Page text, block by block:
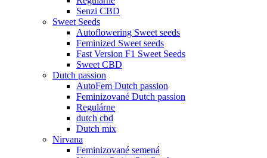
Senzi CBD
Sweet Seeds
Autoflowering Sweet seeds
Feminized Sweet seeds
Fast Version F1 Sweet Seeds
Sweet CBD
Dutch passion
AutoFem Dutch passion
Feminizované Dutch passion
Regulárne
dutch cbd
Dutch mix
Nirvana
Feminizované semená